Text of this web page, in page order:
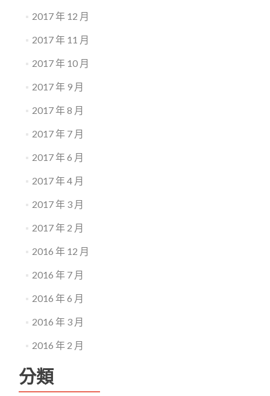
2017 年 12 月
2017 年 11 月
2017 年 10 月
2017 年 9 月
2017 年 8 月
2017 年 7 月
2017 年 6 月
2017 年 4 月
2017 年 3 月
2017 年 2 月
2016 年 12 月
2016 年 7 月
2016 年 6 月
2016 年 3 月
2016 年 2 月
分類